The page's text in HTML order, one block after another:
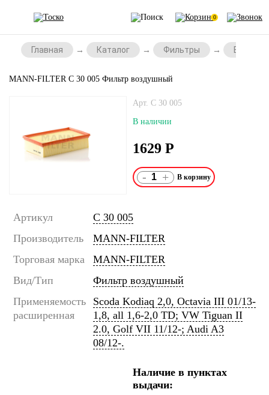
0
Главная Каталог Фильтры
MANN-FILTER C 30 005 Фильтр воздушный
Арт. C 30 005
В наличии
1629 Р
- +
Артикул
C 30 005
Производитель
MANN-FILTER
Торговая марка
MANN-FILTER
Вид/Тип
Фильтр воздушный
Применяемость
расширенная
Scoda Kodiaq 2,0, Octavia III 01/13-
1,8, all 1,6-2,0 TD; VW Tiguan II
2.0, Golf VII 11/12-; Audi A3
08/12-.
Наличие в пунктах
выдачи: